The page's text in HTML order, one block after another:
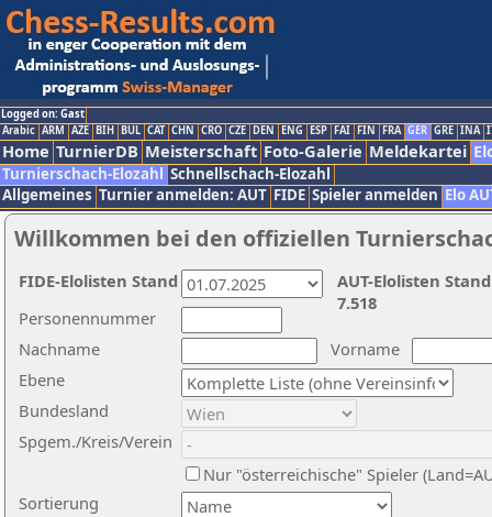
Logged on: Gast
Arabic ARM AZE BIH BUL CAT CHN CRO CZE DEN ENG ESP FAI FIN FRA GER GRE INA
Home TurnierDB Meisterschaft Foto-Galerie Meldekartei
Turnierschach-Elozahl Schnellschach-Elozahl
Allgemeines Turnier anmelden: AUT FIDE Spieler anmelden Elo
Willkommen bei den offiziellen
Nachname
Vorname
Ebene
Sortierung
Personennummer
Bundesland
Spgem./Kreis/Verein
Nur "österreichische" Spieler
AUT-Elolisten
7.518
FIDE-Elolisten Stand